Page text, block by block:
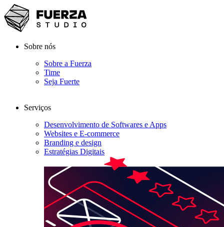
Sobre nós
Sobre a Fuerza
Time
Seja Fuerte
Serviços
Desenvolvimento de Softwares e Apps
Websites e E-commerce
Branding e design
Estratégias Digitais